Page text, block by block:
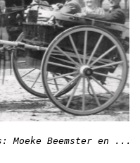
Moeke Beemster en ...